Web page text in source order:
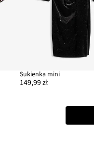
Sukienka mini
149,99 zł